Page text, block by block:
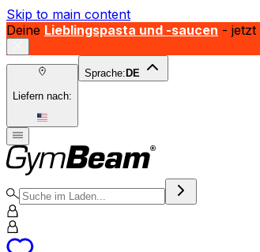
Skip to main content
Deine Lieblingspasta und -saucen - jetzt
Liefern nach:
Sprache: DE